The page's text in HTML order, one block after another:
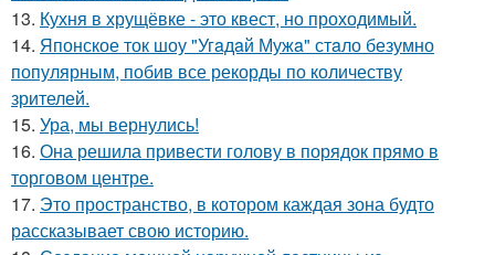
13. Кухня в хрущёвке - это квест, но проходимый.
14. Японское ток шоу "Угaдaй Мужa" стaло безумно
популярным, побив все рекорды по количеству
зрителей.
15. Ура, мы вернулись!
16. Она решила привести голову в порядок прямо в
торговом центре.
17. Это пространство, в котором каждая зона будто
рассказывает свою историю.